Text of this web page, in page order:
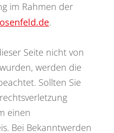
im Rahmen der
.
Seite nicht von
werden die
Sollten Sie
einen
Bei Bekanntwerden